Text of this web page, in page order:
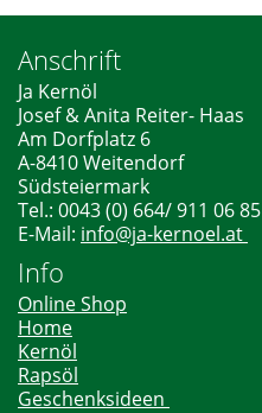
Anschrift
Ja Kernöl
Josef & Anita Reiter- Haas
Am Dorfplatz 6
A-8410 Weitendorf
Südsteiermark
Tel.: 0043 (0) 664/ 911 06 85
E-Mail: info@ja-kernoel.at
Info
Online Shop
Home
Kernöl
Rapsöl
Geschenksideen